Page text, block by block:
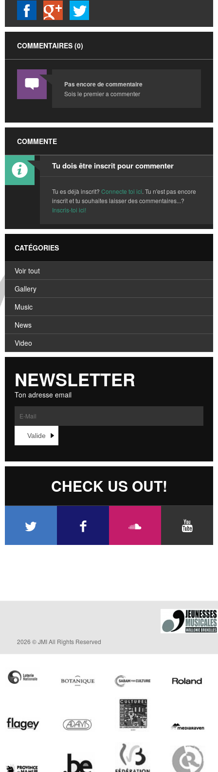
COMMENTAIRES (0)
Pas encore de commentaire
Sois le premier a commenter
COMMENTE
Tu dois être inscrit pour commenter
Tu es déjà inscrit? Connecte toi ici. Tu n'est pas encore
inscrit et tu souhaites laisser des commentaires...?
Inscris-toi ici!
CATÉGORIES
Voir tout
Gallery
Music
News
Video
NEWSLETTER
Ton adresse email
CHECK US OUT!
2026 © JMI All Rights Reserved